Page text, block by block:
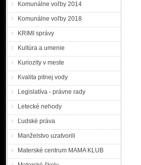
Komunálne voľby 2014
Komunálne voľby 2018
KRIMI správy
Kultúra a umenie
Kuriozity v meste
Kvalita pitnej vody
Legislatíva - právne rady
Letecké nehody
Ľudské práva
Manželstvo uzatvorili
Materské centrum MAMA KLUB